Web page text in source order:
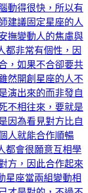
動得很快，所以有
建議固定星座的人
撫變動人的焦慮與
都非常有個性，因
，如果不合卻要共
然開創星座的人不
演出來的而非發自
不相往來，要就是
因為看見對方比自
人就能合作順暢
都會很願意互相學
方，因此合作起來
星座當兩組變動相